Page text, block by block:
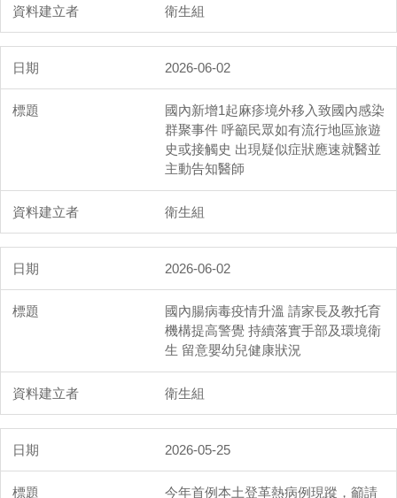
衛生組
2026-06-02
國內新增1起麻疹境外移入致國內感染
群聚事件 呼籲民眾如有流行地區旅遊
史或接觸史 出現疑似症狀應速就醫並
主動告知醫師
衛生組
2026-06-02
國內腸病毒疫情升溫 請家長及教托育
機構提高警覺 持續落實手部及環境衛
生 留意嬰幼兒健康狀況
衛生組
2026-05-25
今年首例本土登革熱病例現蹤，籲請